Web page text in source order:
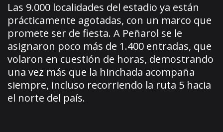
Las 9.000 localidades del estadio ya están
prácticamente agotadas, con un marco que
promete ser de fiesta. A Peñarol se le
asignaron poco más de 1.400 entradas, que
volaron en cuestión de horas, demostrando
una vez más que la hinchada acompaña
siempre, incluso recorriendo la ruta 5 hacia
el norte del país.